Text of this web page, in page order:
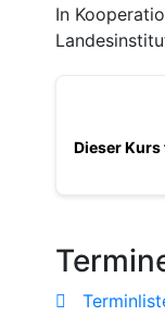
In
Dieser